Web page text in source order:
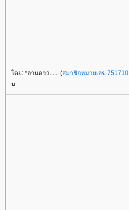
ดย: *ลานดาว...... (สมาชิกหมายเลข 751710
น.